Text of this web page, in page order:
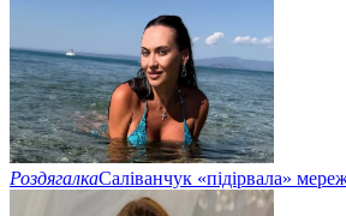
РоздягалкаСаліванчук «підірвала»